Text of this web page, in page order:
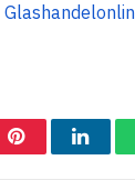
Pinterest